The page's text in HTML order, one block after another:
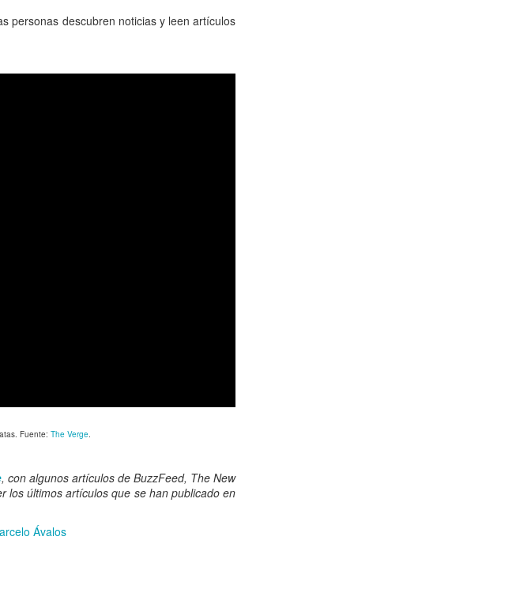
personas descubren noticias y leen artículos
Fuente: The Verge.
, con algunos artículos de BuzzFeed, The New
los últimos artículos que se han publicado en
Ávalos